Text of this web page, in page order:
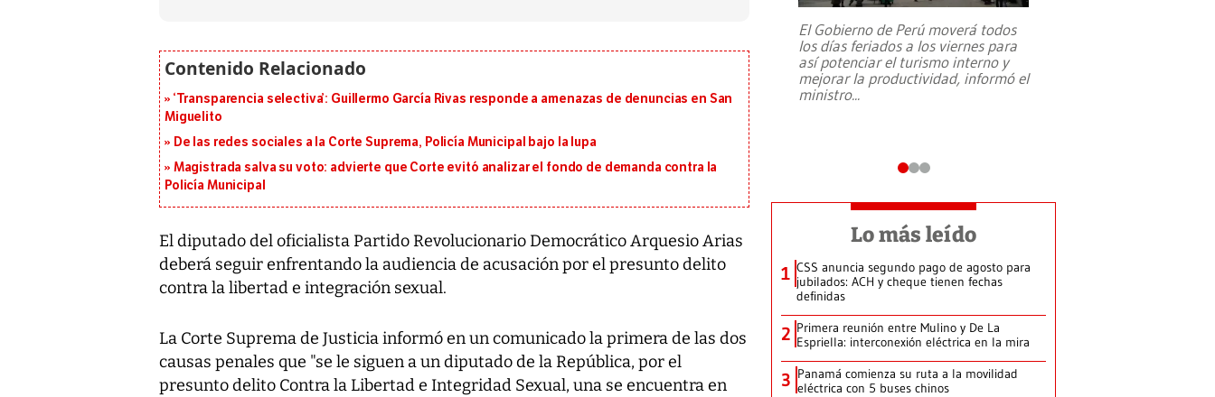
‘Transparencia selectiva’: Guillermo García Rivas responde a amenazas de denuncias en San
Miguelito
De las redes sociales a la Corte Suprema, Policía Municipal bajo la lupa
Magistrada salva su voto: advierte que Corte evitó analizar el fondo de demanda contra la
Policía Municipal
El diputado del oficialista Partido Revolucionario Democrático Arquesio Arias
deberá seguir enfrentando la audiencia de acusación por el presunto delito
contra la libertad e integración sexual.
La Corte Suprema de Justicia informó en un comunicado la primera de las dos
causas penales que "se le siguen a un diputado de la República, por el
presunto delito Contra la Libertad e Integridad Sexual, una se encuentra en
Entre recuerdos y escuetas
da Silva, oficializó este domingo su
El Gobierno de Perú moverá todos
los días feriados a los viernes para
así potenciar el turismo interno y
mejorar la productividad, informó el
ministro...
Lo más leído
1 CSS anuncia segundo pago de agosto para
jubilados: ACH y cheque tienen fechas
definidas
2 Primera reunión entre Mulino y De La
Espriella: interconexión eléctrica en la mira
3 Panamá comienza su ruta a la movilidad
eléctrica con 5 buses chinos